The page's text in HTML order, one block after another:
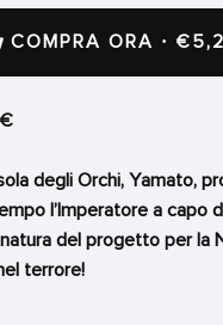
COMPRA ORA ·
degli Orchi, Yamato,
l’Imperatore a capo
del progetto per la
terrore!